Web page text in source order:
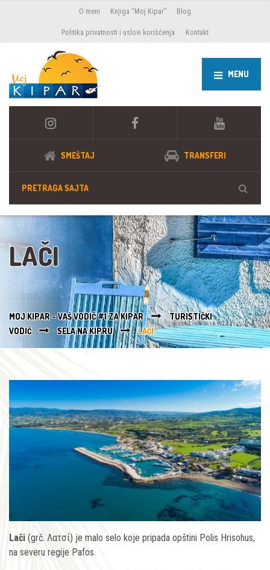
O meni Knjiga “Moj Kipar” Blog
Politika privatnosti i uslovi korišćenja Kontakt
MENU
SMEŠTAJ TRANSFERI
LAČI
MOJ KIPAR - VAŠ VODIČ #1 ZA KIPAR
TURISTIČKI
VODIČ
SELA NA KIPRU LAČI
Lači (grč. Λατσί) je malo selo koje pripada opštini Polis Hrisohus,
na severu regije Pafos.